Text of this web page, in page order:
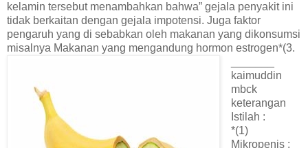
kelamin tersebut menambahkan bahwa” gejala penyakit ini
tidak berkaitan dengan gejala impotensi. Juga faktor
pengaruh yang di sebabkan oleh makanan yang dikonsumsi
misalnya Makanan yang mengandung hormon estrogen*(3.
kaimuddin
mbck
keterangan
Istilah :
*(1)
Mikropenis :